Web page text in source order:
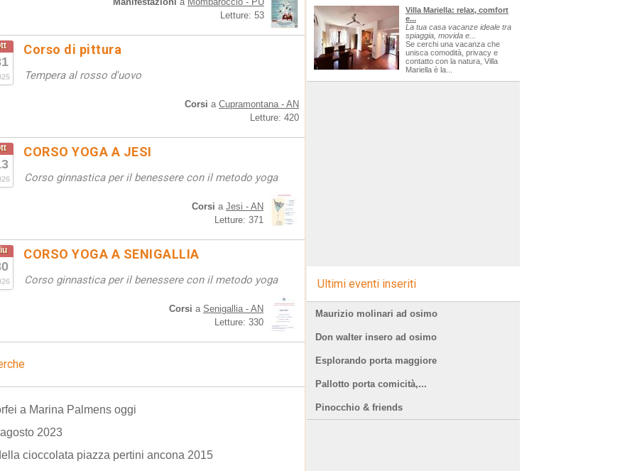
Letture: 53
Corso di pittura
Tempera al rosso d'uovo
Corsi a Cupramontana - AN
Letture: 420
CORSO YOGA A JESI
Corso ginnastica per il benessere con il metodo yoga
Corsi a Jesi - AN
Letture: 371
CORSO YOGA A SENIGALLIA
Corso ginnastica per il benessere con il metodo yoga
Corsi a Senigallia - AN
Letture: 330
a Marina Palmens oggi
2023
cioccolata piazza pertini ancona 2015
Villa Mariella: relax, comfort
e...
La tua casa vacanze ideale tra
spiaggia, movida e...
Se cerchi una vacanza che
unisca comodità, privacy e
contatto con la natura, Villa
Mariella è la...
Ultimi eventi inseriti
Maurizio molinari ad osimo
Don walter insero ad osimo
Esplorando porta maggiore
Pallotto porta comicità,...
Pinocchio & friends